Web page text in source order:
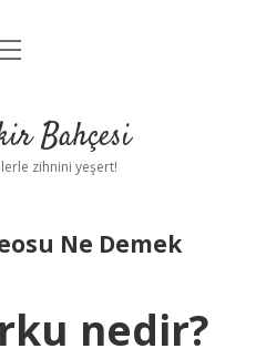
UyarıBahçesi
zihnini yeşert!
Ne Demek
nedir?